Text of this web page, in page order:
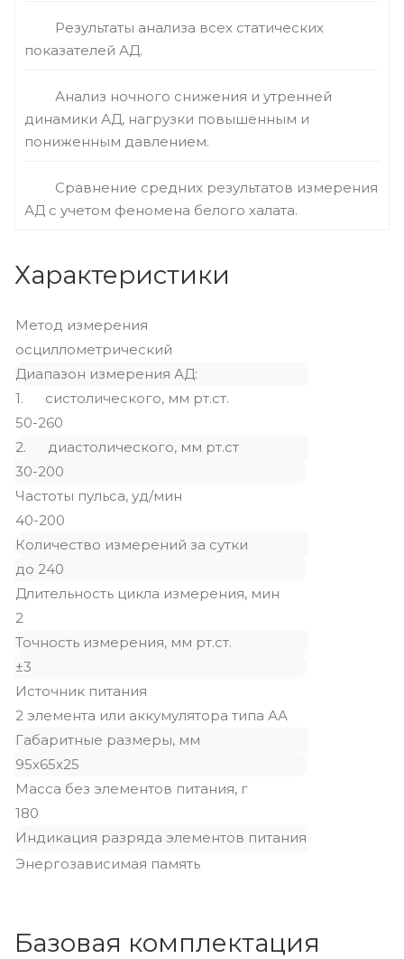
Результаты анализа всех статических
показателей АД.
Анализ ночного снижения и утренней
динамики АД, нагрузки повышенным и
пониженным давлением.
Сравнение средних результатов измерения
АД с учетом феномена белого халата.
Характеристики
Метод измерения
осциллометрический
Диапазон измерения АД:
1. систолического, мм рт.ст.
50-260
2. диастолического, мм рт.ст
30-200
Частоты пульса, уд/мин
40-200
Количество измерений за сутки
до 240
Длительность цикла измерения, мин
2
Точность измерения, мм рт.ст.
±3
Источник питания
2 элемента или аккумулятора типа АА
Габаритные размеры, мм
95х65х25
Масса без элементов питания, г
180
Индикация разряда элементов питания
Энергозависимая память
Базовая комплектация